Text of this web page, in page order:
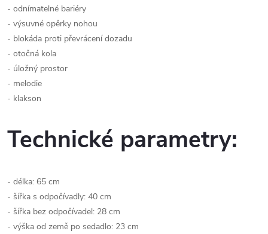
- odnímatelné bariéry
- výsuvné opěrky nohou
- blokáda proti převrácení dozadu
- otočná kola
- úložný prostor
- melodie
- klakson
Technické parametry:
- délka: 65 cm
- šířka s odpočívadly: 40 cm
- šířka bez odpočívadel: 28 cm
- výška od země po sedadlo: 23 cm